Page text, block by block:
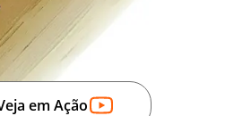
em Ação